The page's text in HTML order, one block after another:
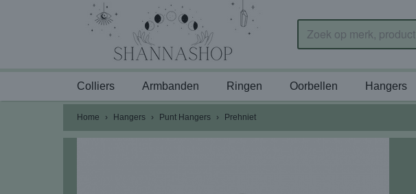
Colliers Armbanden Ringen Oorbellen Hangers
Home › Hangers › Punt Hangers › Prehniet